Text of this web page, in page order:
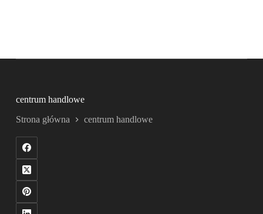
centrum handlowe
Strona główna centrum handlowe